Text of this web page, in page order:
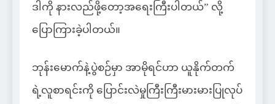
ဒါကို နားလည်ဖို့တော့အရေးကြီးပါတယ်” လို့
ပြောကြားခဲ့ပါတယ်။
ဘုန်းမောက်နဲ့ပွဲစဉ်မှာ အာမိုရင်ဟာ ယူနိုက်တက်
ရဲ့လူစာရင်းကို ပြောင်းလဲမှုကြီးကြီးမားမားပြုလုပ်